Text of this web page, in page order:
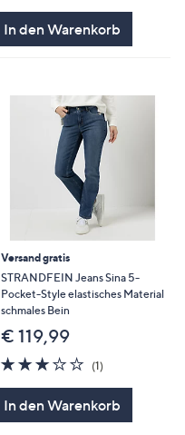
In den Warenkorb
Versand gratis
STRANDFEIN Jeans Sina 5-
Pocket-Style elastisches Material
schmales Bein
€ 119,99
3.0
von
(1)1
In den Warenkorb